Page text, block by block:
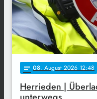
notes 08. August 2026 12:48
Herrieden |